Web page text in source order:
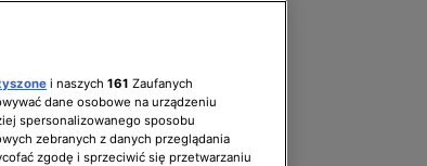
i naszych 161 Zaufanych
dane osobowe na urządzeniu
spersonalizowanego sposobu
zebranych z danych przeglądania
zgodę i sprzeciwić się przetwarzaniu